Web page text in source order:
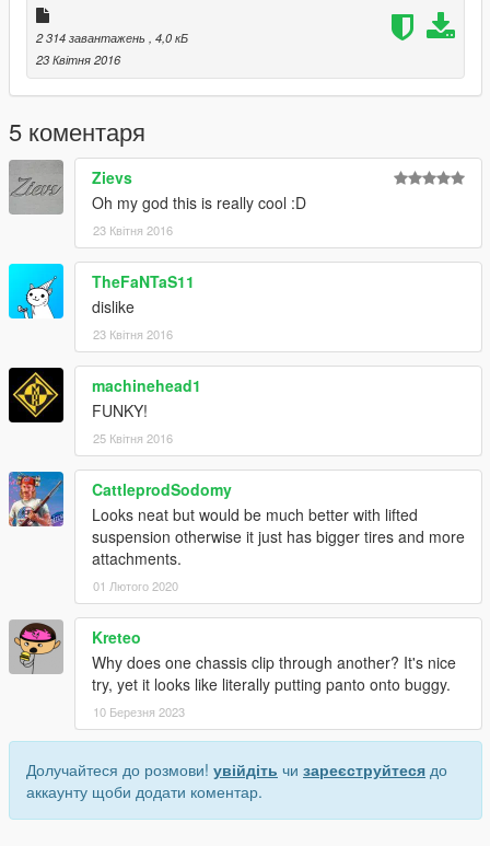
2 314 завантажень
, 4,0 кБ
23 Квітня 2016
5 коментаря
Zievs
Oh my god this is really cool :D
23 Квітня 2016
TheFaNTaS11
dislike
23 Квітня 2016
machinehead1
FUNKY!
25 Квітня 2016
CattleprodSodomy
Looks neat but would be much better with lifted
suspension otherwise it just has bigger tires and more
attachments.
01 Лютого 2020
Kreteo
Why does one chassis clip through another? It's nice
try, yet it looks like literally putting panto onto buggy.
10 Березня 2023
Долучайтеся до розмови! увійдіть чи зареєструйтеся до
аккаунту щоби додати коментар.